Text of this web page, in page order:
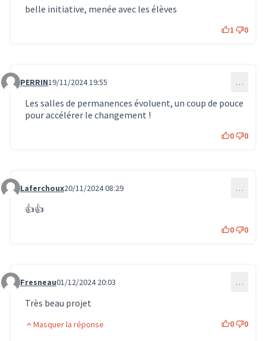
belle initiative, menée avec les élèves
1 0
Commentaire 1259
PERRIN19/11/2024 19:55 …
Les salles de permanences évoluent, un coup de pouce
pour accélérer le changement !
0 0
Commentaire 1262
Laferchoux20/11/2024 08:29 …
👍👍
0 0
Commentaire 1516
Fresneau01/12/2024 20:03 …
Très beau projet
Masquer la réponse 0 0